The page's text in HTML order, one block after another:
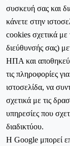
συσκευή σας και
κάνετε στην
cookies σχετικά
διεύθυνσής σας)
ΗΠΑ και
τις πληροφορίες
ιστοσελίδα, να
σχετικά με τις
υπηρεσίες που
διαδικτύου.
Η Google μπορεί